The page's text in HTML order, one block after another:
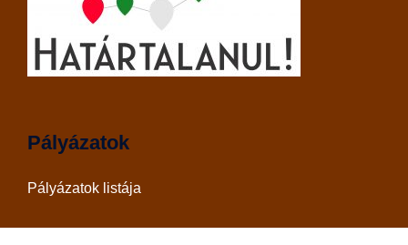
Pályázatok
Pályázatok listája